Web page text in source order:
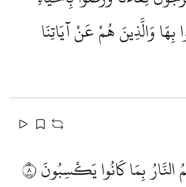
بِهَا وَالَّذِينَ هُمْ عَنْ آيَاتِنَا
بِمَا كَانُوا يَكْسِبُونَ٨